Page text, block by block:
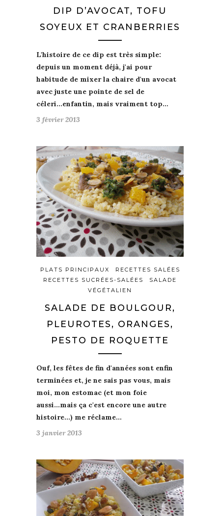
DIP D’AVOCAT, TOFU
SOYEUX ET CRANBERRIES
L'histoire de ce dip est très simple:
depuis un moment déjà, j'ai pour
habitude de mixer la chaire d'un avocat
avec juste une pointe de sel de
céleri...enfantin, mais vraiment top…
3 février 2013
PLATS PRINCIPAUX
RECETTES SALÉES
RECETTES SUCRÉES-SALÉES
SALADE
VÉGÉTALIEN
SALADE DE BOULGOUR,
PLEUROTES, ORANGES,
PESTO DE ROQUETTE
Ouf, les fêtes de fin d'années sont enfin
terminées et, je ne sais pas vous, mais
moi, mon estomac (et mon foie
aussi...mais ça c'est encore une autre
histoire...) me réclame…
3 janvier 2013